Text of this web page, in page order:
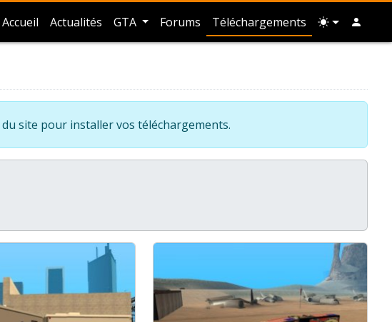
Accueil Actualités GTA Forums Téléchargements
du site pour installer vos téléchargements.